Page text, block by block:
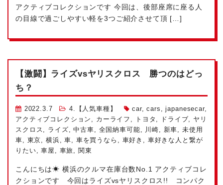
アクティブコレクションです 今回は、後部座席に座る人
の目線で過ごしやすい軽を3つご紹介させて頂 […]
【激闘】ライズvsヤリスクロス 勝つのはどっ
ち？
2022.3.7 4.【人気車種】 car,cars ,japanesecar,
アクティブコレクション
カーライフ トヨタ ドライブ
ヤリ
スクロス
ライズ ,中古車 全国納車可能 川崎 新車
未使用
車
東京 横浜 ,車 車を買うなら 車好き
車好きな人と繋が
りたい ,車屋 車旅 関東
こんにちは☀ 横浜のクルマ在庫台数No.1 アクティブコレ
クションです
今回はライズvsヤリスクロス!! コンパク